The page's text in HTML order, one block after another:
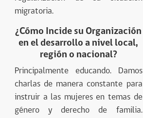
migratoria.
¿Cómo Incide su Organización
en el desarrollo a nivel local,
región o nacional?
Principalmente educando. Damos
charlas de manera constante para
instruir a las mujeres en temas de
género y derecho de familia.